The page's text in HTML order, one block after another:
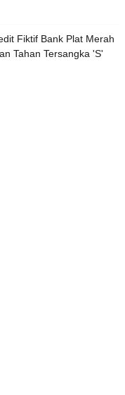
Fiktif Bank Plat Merah
Tahan Tersangka 'S'